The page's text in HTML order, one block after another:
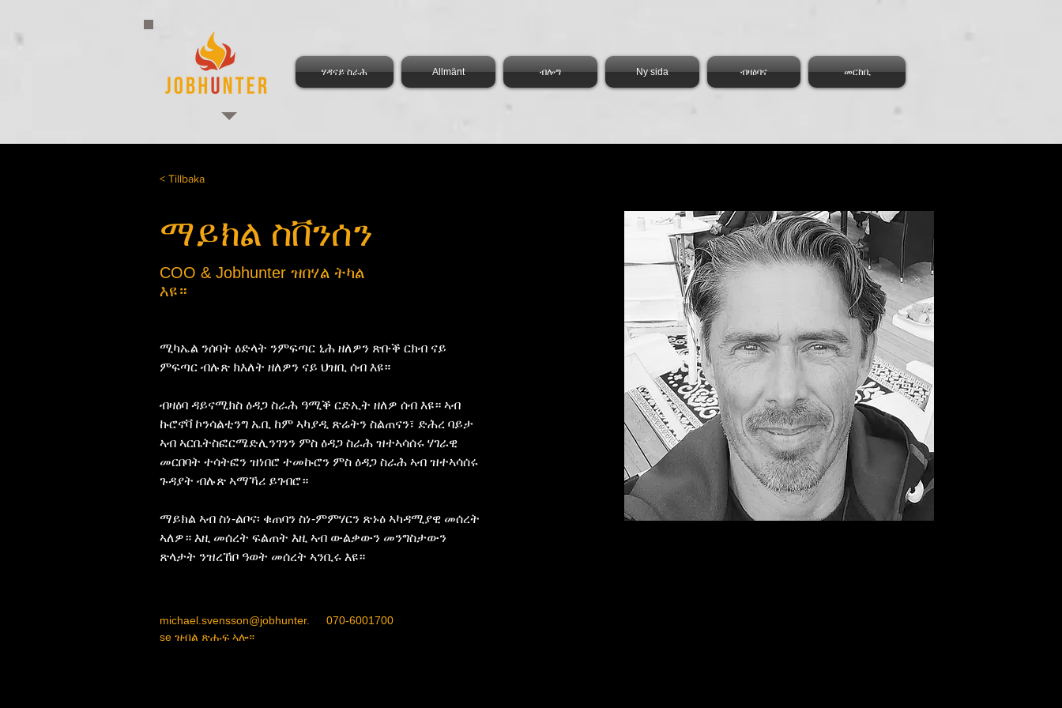
ሃዳናይ ስራሕ Allmänt ብሎግ Ny sida ብዛዕባና መርከቢ
< Tillbaka
ማይክል ስቨንሰን
COO & Jobhunter ዝበሃል ትካል
እዩ።
ሚካኤል ንሰባት ዕድላት ንምፍጣር ኒሕ ዘለዎን ጽቡቕ ርክብ ናይ
ምፍጣር ብሉጽ ክእለት ዘለዎን ናይ ህዝቢ ሰብ እዩ።
ብዛዕባ ዳይናሚክስ ዕዳጋ ስራሕ ዓሚቕ ርድኢት ዘለዎ ሰብ እዩ። ኣብ
ኩሮኖቫ ኮንሳልቲንግ ኤቢ ከም ኣካያዲ ጽሬትን ስልጠናን፣ ድሕረ ባይታ
ኣብ ኣርቤትስፎርሜድሊንገንን ምስ ዕዳጋ ስራሕ ዝተኣሳሰሩ ሃገራዊ
መርበባት ተሳትፎን ዝነበሮ ተመኩሮን ምስ ዕዳጋ ስራሕ ኣብ ዝተኣሳሰሩ
ጉዳያት ብሉጽ ኣማኻሪ ይገብሮ።
ማይክል ኣብ ስነ-ልቦና፡ ቁጠባን ስነ-ምምሃርን ጽኑዕ ኣካዳሚያዊ መሰረት
ኣለዎ። እዚ መሰረት ፍልጠት እዚ ኣብ ውልቃውን መንግስታውን
ጽላታት ንዝረኸቦ ዓወት መሰረት ኣንቢሩ እዩ።
michael.svensson@jobhunter.
se ዝብል ጽሑፍ ኣሎ።
070-6001700